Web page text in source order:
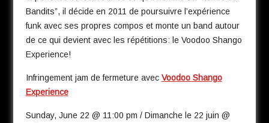
Bandits”, il décide en 2011 de poursuivre l’expérience
funk avec ses propres compos et monte un band autour
de ce qui devient avec les répétitions: le Voodoo Shango
Experience!
Infringement jam de fermeture avec Voodoo Shango
Experience
Sunday, June 22 @ 11:00 pm / Dimanche le 22 juin @